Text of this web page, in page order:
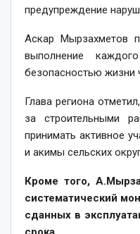
предупреждение
Аскар Мырзахметов
выполнение
безопасностью жизни
Глава региона
за строительными
принимать активное
и акимы сельских
Кроме того,
систематический
сданных в